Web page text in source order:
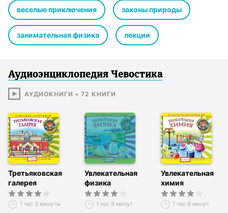
Свойства газа, жидкости и твёрдого тела
Преломление света
Зачем нам нужно трение
Скорость. Непослушный мячик
Третий закон Ньютона
Почему всё падает вниз
Закон всемирного тяготения
Приключения на Луне
Сила, которую открыл Архимед
Электричество
Как узнать, далеко ли гроза
Звуковые волны. Эхо
Разгадка секрета радуги
Почему листья зелёные
До новых путешествий!
Заключительная песенка
веселые приключения законы природы
занимательная физика лекции
Аудиоэнциклопедия Чевостика
АУДИОКНИГИ • 72 КНИГИ
Третьяковская
галерея
1 час 3 минуты
Увлекательная
физика
1 час 9 минут
Увлекательная
химия
1 час 8 минут